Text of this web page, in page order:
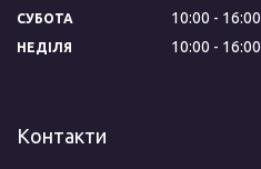
СУБОТА 10:00 16:00
НЕДІЛЯ 10:00 16:00
Контакти